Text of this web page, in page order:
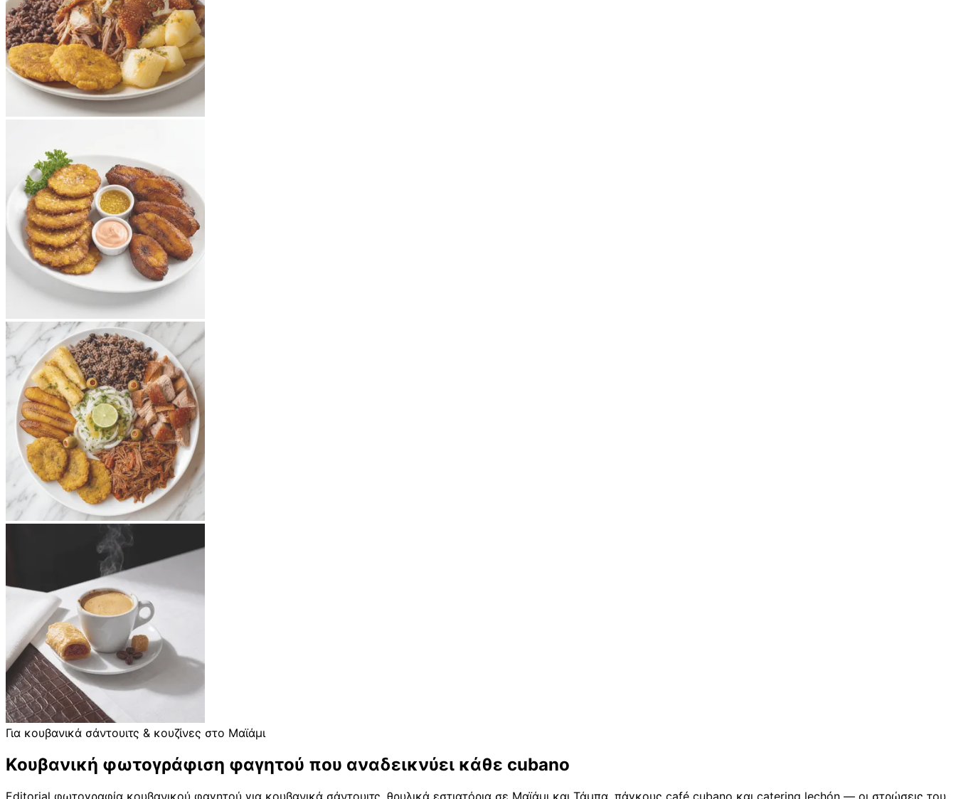
Για κουβανικά σάντουιτς & κουζίνες στο Μαϊάμι
Κουβανική φωτογράφιση φαγητού που αναδεικνύει κάθε cubano
Editorial φωτογραφία κουβανικού φαγητού για κουβανικά σάντουιτς, θρυλικά εστιατόρια σε Μαϊάμι και Τάμπα, πάγκους café cubano και catering lechón — οι στρώσεις του